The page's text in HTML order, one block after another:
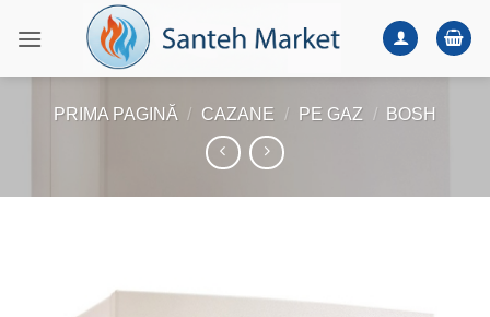
PRIMA PAGINĂ / CAZANE / PE GAZ / BOSH